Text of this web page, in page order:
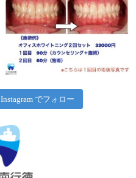
Instagram でフォロー